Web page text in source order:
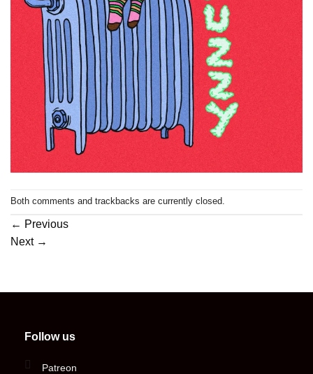
Both comments and trackbacks are currently closed.
← Previous
Next →
Follow us
Patreon